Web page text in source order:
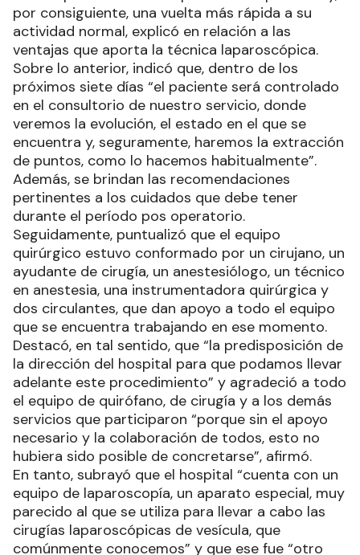
por consiguiente, una vuelta más rápida a su
actividad normal, explicó en relación a las
ventajas que aporta la técnica laparoscópica.
Sobre lo anterior, indicó que, dentro de los
próximos siete días “el paciente será controlado
en el consultorio de nuestro servicio, donde
veremos la evolución, el estado en el que se
encuentra y, seguramente, haremos la extracción
de puntos, como lo hacemos habitualmente”.
Además, se brindan las recomendaciones
pertinentes a los cuidados que debe tener
durante el período pos operatorio.
Seguidamente, puntualizó que el equipo
quirúrgico estuvo conformado por un cirujano, un
ayudante de cirugía, un anestesiólogo, un técnico
en anestesia, una instrumentadora quirúrgica y
dos circulantes, que dan apoyo a todo el equipo
que se encuentra trabajando en ese momento.
Destacó, en tal sentido, que “la predisposición de
la dirección del hospital para que podamos llevar
adelante este procedimiento” y agradeció a todo
el equipo de quirófano, de cirugía y a los demás
servicios que participaron “porque sin el apoyo
necesario y la colaboración de todos, esto no
hubiera sido posible de concretarse”, afirmó.
En tanto, subrayó que el hospital “cuenta con un
equipo de laparoscopía, un aparato especial, muy
parecido al que se utiliza para llevar a cabo las
cirugías laparoscópicas de vesícula, que
comúnmente conocemos” y que ese fue “otro